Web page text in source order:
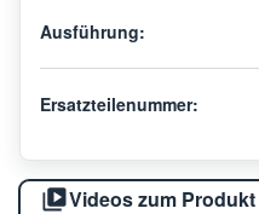
Ausführung:
Ersatzteilenummer:
Videos zum Produkt